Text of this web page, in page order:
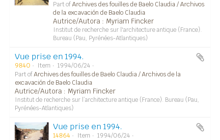
Part ofArchives des fouilles de Baelo Claudia / Archivos
de la excavación de Baelo Claudia
Autrice/Autora : Myriam Fincker
Institut de recherche sur l'architecture antique (France).
Bureau (Pau, Pyrénées-Atlantiques)
Vue prise en 1994.
9840 Item
1994/06/24
Part ofArchives des fouilles de Baelo Claudia / Archivos de la
excavación de Baelo Claudia
Autrice/Autora : Myriam Fincker
Institut de recherche sur l’architecture antique (France). Bureau (Pau,
Pyrénées-Atlantiques)
Vue prise en 1994.
14864 Item
1994/06/24